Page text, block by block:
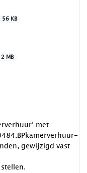
56 KB
2 MB
met
gewijzigd vast